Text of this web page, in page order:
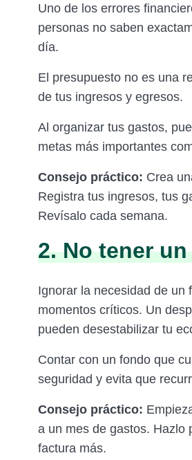
Uno de los errores
personas no saben
día.
El presupuesto no es una
de tus ingresos y egresos.
Al organizar tus gastos,
metas más importantes
Consejo práctico: Crea
Registra tus ingresos, tus
Revísalo cada semana.
2. No tener
Ignorar la necesidad de un
momentos críticos. Un
pueden desestabilizar tu
Contar con un fondo que
seguridad y evita que
Consejo práctico:
a un mes de gastos. Hazlo
factura más.